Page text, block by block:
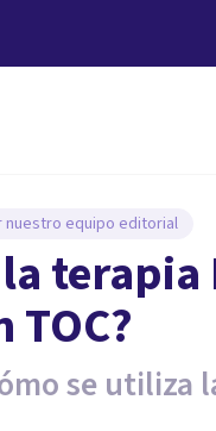
nuestro equipo editorial
terapia
se utiliza